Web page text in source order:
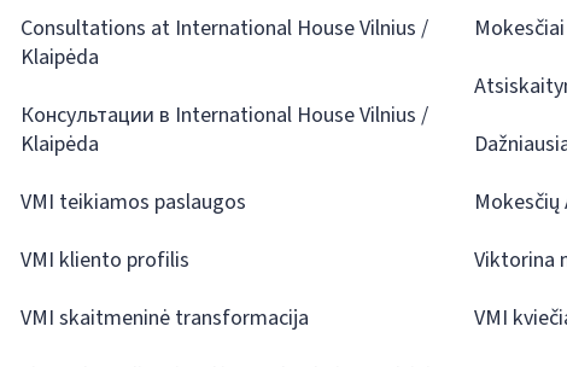
Consultations at International House Vilnius /
Klaipėda
Консультации в International House Vilnius /
Klaipėda
VMI teikiamos paslaugos
VMI kliento profilis
VMI skaitmeninė transformacija
Mokesčių
Viktorina
VMI